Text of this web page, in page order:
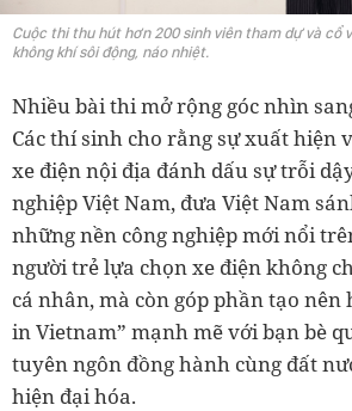
Cuộc thi thu hút hơn 200 sinh viên tham dự và cổ
không khí sôi động, náo nhiệt.
Nhiều bài thi mở rộng góc nhìn
Các thí sinh cho rằng sự xuất hiện
xe điện nội địa đánh dấu sự trỗi
nghiệp Việt Nam, đưa Việt Nam
những nền công nghiệp mới nổi
người trẻ lựa chọn xe điện không
cá nhân, mà còn góp phần tạo nên
in Vietnam” mạnh mẽ với bạn bè
tuyên ngôn đồng hành cùng đất
hiện đại hóa.